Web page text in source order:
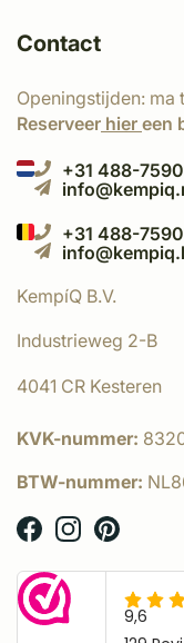
Contact
Openingstijden: ma
Reserveer hier een
+31 488-
+31 488-
KempíQ B.V.
Industrieweg 2-B
4041 CR Kesteren
KVK-nummer:
BTW-nummer: